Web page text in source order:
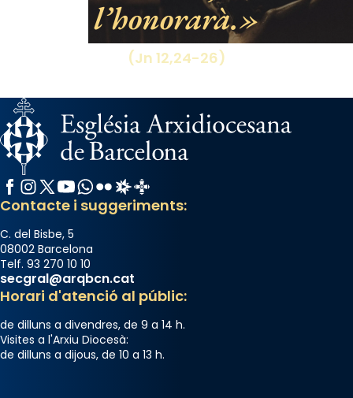
processó (recuperada el 1972) al voltant
del temple amb les relíquies de les santes.
Des de 1985 hi participa també un grup de
diablesses amb música i ball propis. Festa
«Si vols saber què és calor, ves per les
Santes a Mataró»🥵.
Photo
View on Facebook Share
l’honorarà.
(Jn 12,24-26)
Facebook
Instagram
X / Twitter
YouTube
WhatsApp
FlickrRadio Estel
Catalunya Cristiana
Contacte i suggeriments:
C. del Bisbe, 5
08002 Barcelona
Telf. 93 270 10 10
secgral@arqbcn.cat
Horari d'atenció al públic:
de dilluns a divendres, de 9 a 14 h.
Visites a l'Arxiu Diocesà:
de dilluns a dijous, de 10 a 13 h.